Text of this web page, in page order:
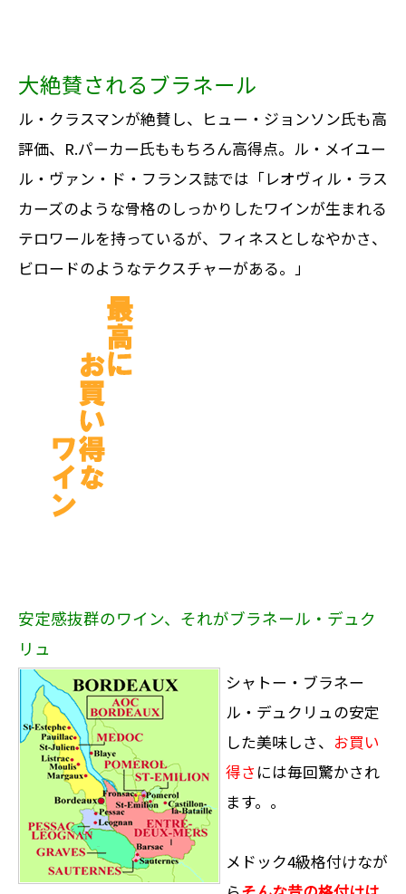
大絶賛されるブラネール
ル・クラスマンが絶賛し、ヒュー・ジョンソン氏も高
評価、R.パーカー氏ももちろん高得点。ル・メイユー
ル・ヴァン・ド・フランス誌では「レオヴィル・ラス
カーズのような骨格のしっかりしたワインが生まれる
テロワールを持っているが、フィネスとしなやかさ、
ビロードのようなテクスチャーがある。」
安定感抜群のワイン、それがブラネール・デュク
リュ
シャトー・ブラネー
ル・デュクリュの安定
した美味しさ、 お買い
得さ には毎回驚かされ
ます。。
メドック4級格付けなが